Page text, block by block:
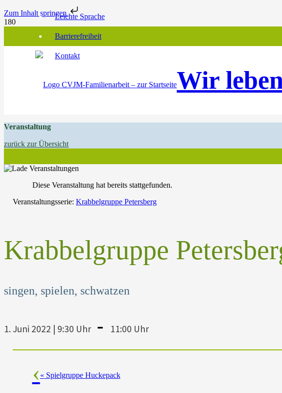
Zum Inhalt springenLeichte Sprache
Barrierefreiheit
Kontakt
Wir
Veranstaltung
zurück zur Übersicht
Diese Veranstaltung hat bereits stattgefunden.
Veranstaltungsserie: Krabbelgruppe Petersberg
Krabbelgruppe
singen, spielen, schwatzen
1. Juni 2022 | 9:30 Uhr - 11:00 Uhr
« Spielgruppe Huckepack